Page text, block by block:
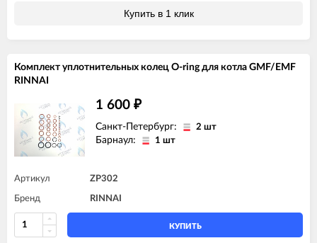
Купить в 1 клик
Комплект уплотнительных колец O-ring для котла GMF/EMF
RINNAI
1 600 ₽
Санкт-Петербург: 2 шт
Барнаул: 1 шт
Артикул ZP302
Бренд RINNAI
КУПИТЬ